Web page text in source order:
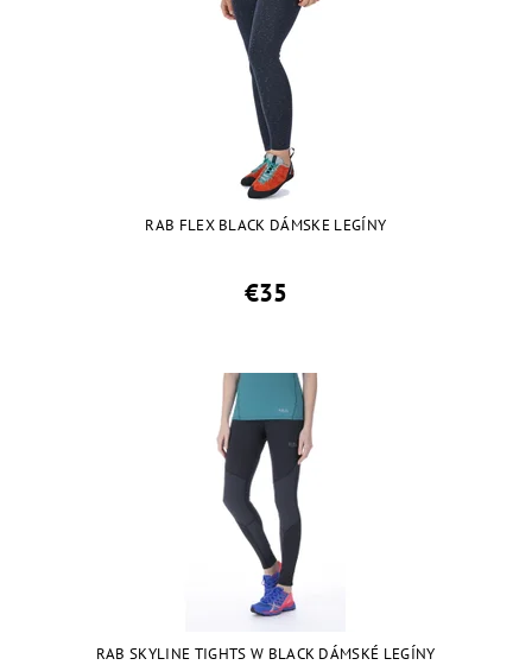
RAB FLEX BLACK DÁMSKE LEGÍNY
€35
RAB SKYLINE TIGHTS W BLACK DÁMSKÉ LEGÍNY